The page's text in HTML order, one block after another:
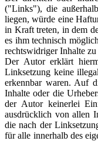
("Links"), die
liegen, würde eine
in Kraft treten, in dem
es ihm technisch
rechtswidriger Inhalte
Der Autor erklärt
Linksetzung keine
erkennbar waren. Auf
Inhalte oder die
der Autor keinerlei
ausdrücklich von allen
die nach der
für alle innerhalb des